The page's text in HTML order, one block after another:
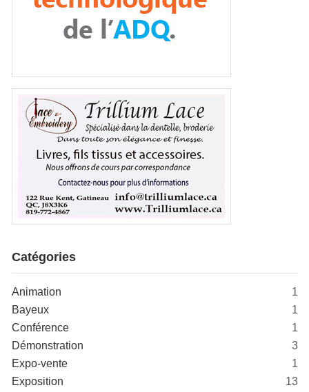
Catégories
Animation
1
Bayeux
1
Conférence
1
Démonstration
3
Expo-vente
1
Exposition
13